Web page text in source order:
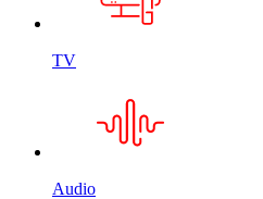
TV
Audio